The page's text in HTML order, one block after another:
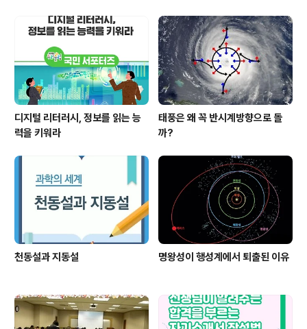
디지털 리터러시, 정보를 읽는 능
력을 키워라
태풍은 왜 꼭 반시계방향으로 돌
까?
천동설과 지동설 명왕성이 행성계에서 퇴출된 이유